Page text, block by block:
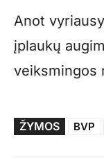
Anot
įplaukų
veiksmingos
ŽYMOS BVP